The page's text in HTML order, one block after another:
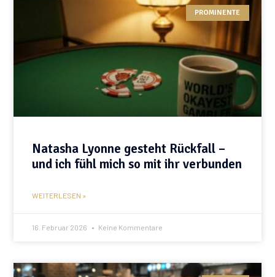
PROMINENTE
Natasha Lyonne gesteht Rückfall –
und ich fühl mich so mit ihr verbunden
WEITERLESEN »
16. Februar 2026 Keine Kommentare